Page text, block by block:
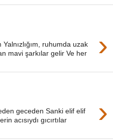
›
Yalnızlığım, ruhumda uzak
mavi şarkılar gelir Ve her
›
geceden Sanki elif elif
acısıydı gıcırtılar